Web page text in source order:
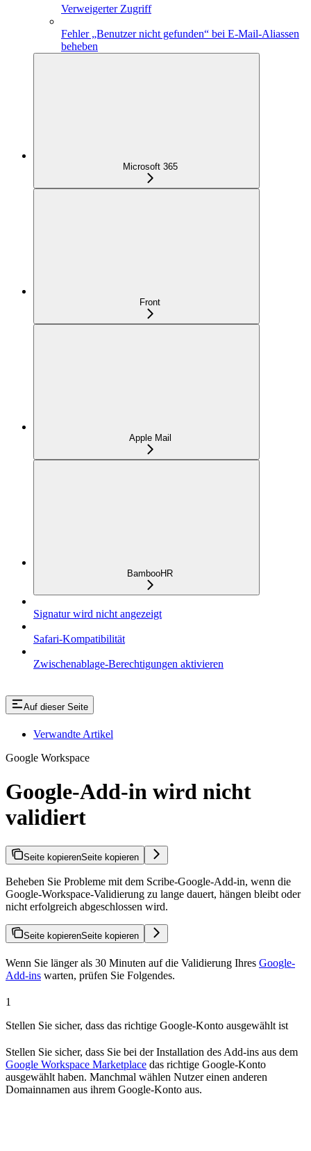
Verweigerter Zugriff
Fehler „Benutzer nicht gefunden“ bei E-Mail-Aliassen
beheben
Microsoft 365
Front
Apple Mail
BambooHR
Signatur wird nicht angezeigt
Safari-Kompatibilität
Zwischenablage-Berechtigungen aktivieren
Auf dieser Seite
Verwandte Artikel
Google Workspace
Google-Add-in wird nicht
validiert
Seite kopierenSeite kopieren
Beheben Sie Probleme mit dem Scribe-Google-Add-in, wenn die
Google-Workspace-Validierung zu lange dauert, hängen bleibt oder
nicht erfolgreich abgeschlossen wird.
Seite kopierenSeite kopieren
Wenn Sie länger als 30 Minuten auf die Validierung Ihres Google-
Add-ins warten, prüfen Sie Folgendes.
1
Stellen Sie sicher, dass das richtige Google-Konto ausgewählt ist
Stellen Sie sicher, dass Sie bei der Installation des Add-ins aus dem
Google Workspace Marketplace das richtige Google-Konto
ausgewählt haben. Manchmal wählen Nutzer einen anderen
Domainnamen aus ihrem Google-Konto aus.